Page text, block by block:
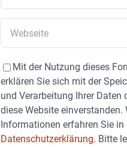
Mit der Nutzung dieses
erklären Sie sich mit der
und Verarbeitung Ihrer Daten
diese Website einverstanden.
Informationen erfahren Sie in
Datenschutzerklärung. Bitte